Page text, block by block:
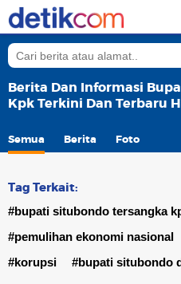
Berita Dan Informasi
Kpk Terkini Dan Terbaru
Semua Berita Foto
Tag Terkait:
#bupati situbondo tersangka
#pemulihan ekonomi nasional
#korupsi
#bupati situbondo